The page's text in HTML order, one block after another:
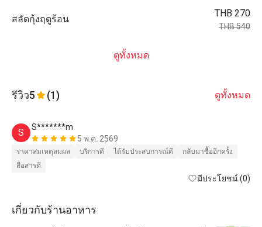
สลัดกุ้งฤดูร้อน
THB 270
THB 540
ดูทั้งหมด
รีวิว5 (1) ดูทั้งหมด
S
S*******m
5 พ.ค. 2569
ราคาสมเหตุสมผล บริการดี ได้รับประสบการณ์ดี
กลับมาซื้ออีกครั้ง
สื่อสารดี
มีประโยชน์ (0)
เกี่ยวกับร้านอาหาร